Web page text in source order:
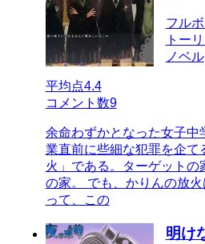
フル
トー
ノベル
平均点4.4
コメント数9
余命わずかとなった女子中
業直前に些細な犯罪を企て
火」である。ターゲットの
の家。 でも、かりんの放
って、この
明け